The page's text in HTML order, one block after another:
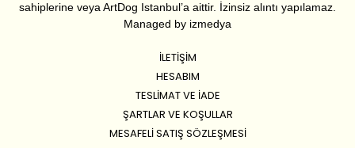
sahiplerine veya ArtDog Istanbul’a aittir. İzinsiz alıntı yapılamaz.
Managed by izmedya
İLETIŞIM
HESABIM
TESLIMAT VE İADE
ŞARTLAR VE KOŞULLAR
MESAFELI SATIŞ SÖZLEŞMESI